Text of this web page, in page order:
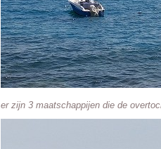
er zijn 3 maatschappijen die de